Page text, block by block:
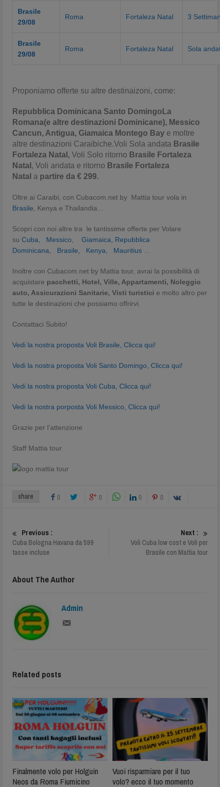
Brasile
29/08
Roma Fortaleza Natal 3
Brasile
29/08
Roma Fortaleza Natal Sola
Proponiamo offerte su altre destinaizoni, come:
Repubblica Dominicana Santo DomingoLa
Romana(e altre destinazioni Dominicane), Messico
Cancun, Antigua, Giamaica Montego Bay e moltre
altre destinazioni Caraibiche.Voli Sola andata Brasile
Fortaleza Natal,Voli Solo ritorno Brasile Fortaleza
Natal , Voli andata e ritorno Brasile Fortaleza
Natal a partire da € 299.
Oltre ai Caraibi, con Cubacom.net by Mattia tour vola in
Brasile , Kenya e Thailandia…
Scopri con noi altre tra le tantissime offerte per Volare
suCuba, Messico ,Giamaica,
Repubblica
Dominicana,
Brasile, Kenya, Mauritius
Inoltre con Cubacom.net by Mattia tour, avrai la possibilità di
acquistare pacchetti, Hotel, Ville, Appartamenti, Noleggio
auto, Assicurazioni Sanitarie, Visti turistici e molto altro per
tutte le destinazioni che possiamo offrirvi.
Contattaci Subito!
Vedi la nostra proposta Voli Brasile, Clicca qui!
Vedi la nostra proposta Voli Santo Domingo, Clicca qui!
Vedi la nostra proposta Voli Cuba, Clicca qui!
Vedi la nostra porposta Voli Messico, Clicca qui!
Grazie per l’attenzione
Staff Mattia tour
share 0 0 0 0
Previous :
Cuba Bologna Havana da 599
tasse incluse
Next :
Voli Cuba low cost e Voli per
Brasile con Mattia tour
About The Author
Admin
Related posts
Finalmente volo per Holguin
Neos da Roma Fiumicino
Vuoi risparmiare per il tuo
volo? ecco il tuo momento